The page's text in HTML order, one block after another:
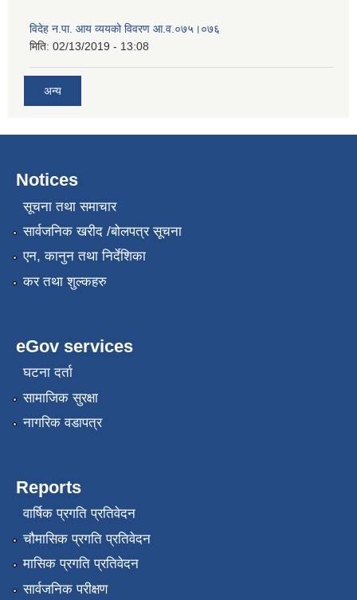
विदेह न.पा. आय व्ययको विवरण आ.व.०७५।०७६
मिति: 02/13/2019 - 13:08
अन्य
Notices
सूचना तथा समाचार
सार्वजनिक खरीद /बोलपत्र सूचना
एन, कानुन तथा निर्देशिका
कर तथा शुल्कहरु
eGov services
घटना दर्ता
सामाजिक सुरक्षा
नागरिक वडापत्र
Reports
वार्षिक प्रगति प्रतिवेदन
चौमासिक प्रगति प्रतिवेदन
मासिक प्रगति प्रतिवेदन
सार्वजनिक परीक्षण